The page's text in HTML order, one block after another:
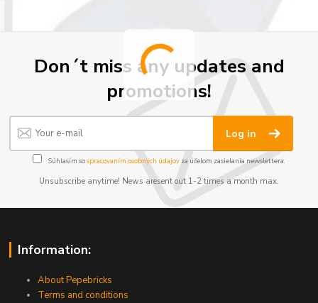
Don´t miss any updates and
promotions!
Log in
Súhlasím sospracovaním osobných údajov za účelom zasielania newslettera.
Unsubscribe anytime! News aresent out 1-2 times a month max.
Information:
About Pepebricks
Terms and conditions